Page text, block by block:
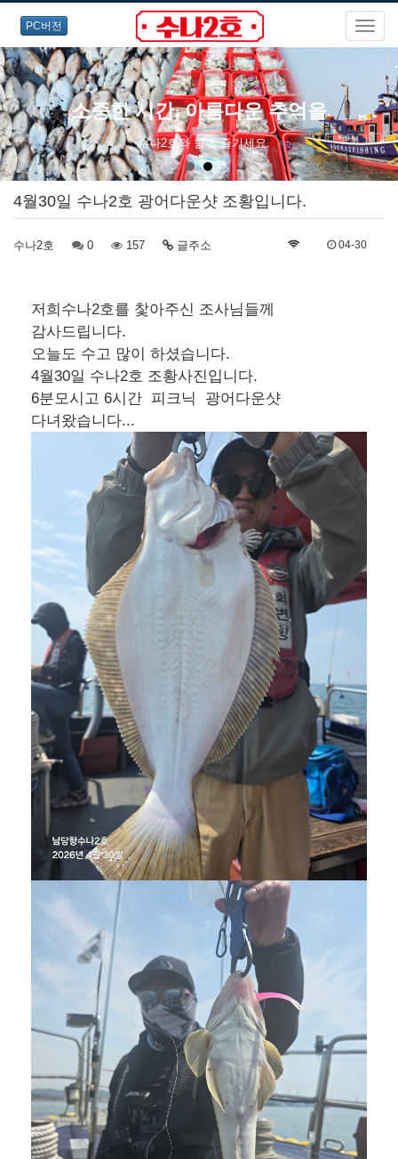
PC버전
소중한 시간, 아름다운 추억을
수나2호와 함께 즐기세요.
4월30일 수나2호 광어다운샷 조황입니다.
수나2호 0 157 글주소 04-30
저희수나2호를 찿아주신 조사님들께
감사드립니다.
오늘도 수고 많이 하셨습니다.
4월30일 수나2호 조황사진입니다.
6분모시고 6시간 피크닉 광어다운샷
다녀왔습니다...